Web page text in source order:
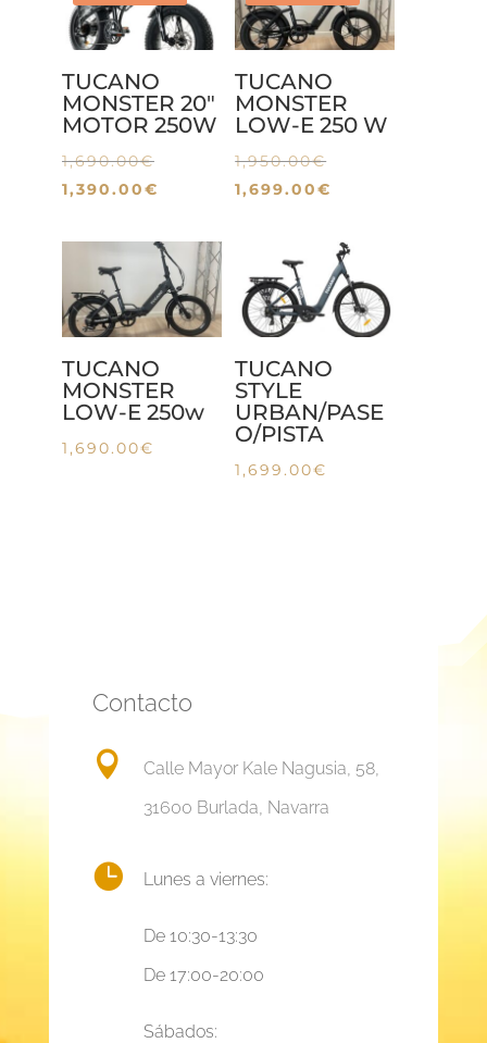
1,549.00€.
TUCANO
MONSTER 20″
MOTOR 250W
1,690.00€El
precio
era:
1,690.00€.
1,390.00€
actual
es:
1,390.00€.
TUCANO
MONSTER
LOW-E 250 W
1,950.00€El
precio
era:
1,950.00€.
1,699.00€
actual
es:
1,699.00€.
TUCANO
MONSTER
LOW-E 250w
1,690.00€
TUCANO
STYLE
URBAN/PASE
O/PISTA
1,699.00€
Contacto

Calle Mayor Kale Nagusia, 58,
31600 Burlada, Navarra
 Lunes a viernes:
De 10:30-13:30
De 17:00-20:00
Sábados: